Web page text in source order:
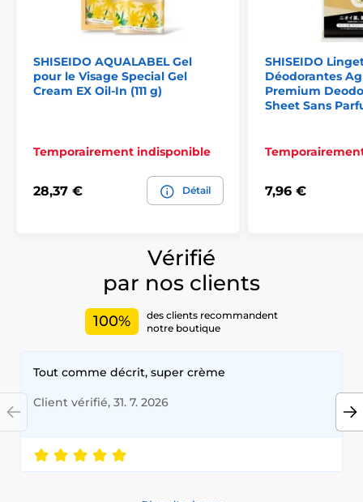
SHISEIDO AQUALABEL Gel
pour le Visage Special Gel
Cream EX Oil-In (111 g)
Temporairement indisponible
28,37 € Détail
SHISEIDO
Déodorantes
Premium
Sheet Sans
7,96 €
Vérifié
par nos clients
100%
des clients recommandent
notre boutique
Tout comme décrit, super crème
Client vérifié, 31. 7. 2026